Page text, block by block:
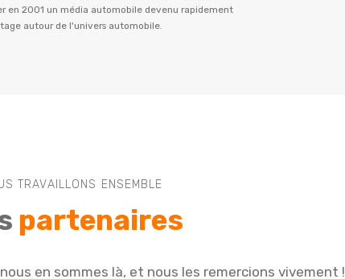
en 2001 un média automobile devenu rapidement
autour de l'univers automobile.
TRAVAILLONS ENSEMBLE
partenaires
en sommes là, et nous les remercions vivement !